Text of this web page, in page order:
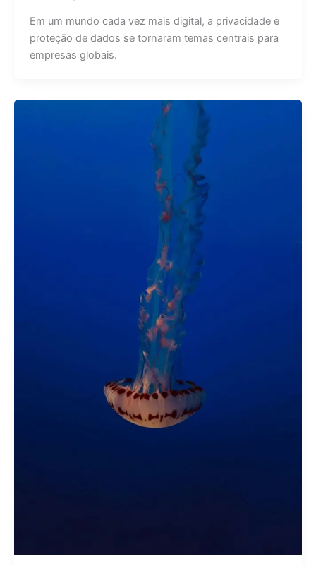
Em um mundo cada vez mais digital, a privacidade e
proteção de dados se tornaram temas centrais para
empresas globais.